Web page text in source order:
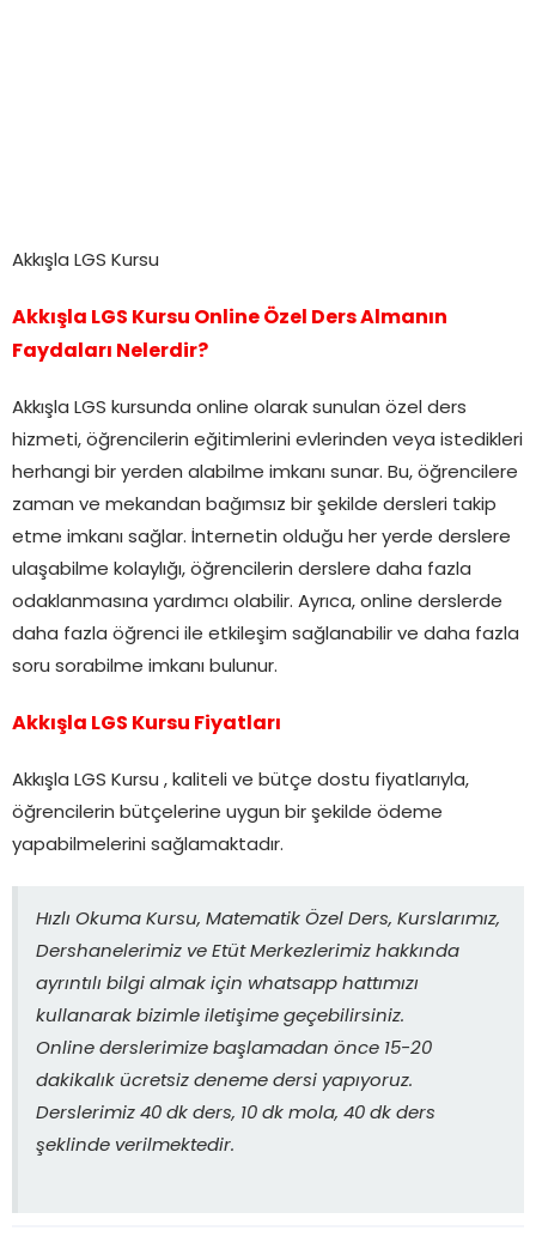
Akkışla LGS Kursu
Akkışla LGS Kursu Online Özel Ders Almanın
Faydaları Nelerdir?
Akkışla LGS kursunda online olarak sunulan özel ders
hizmeti, öğrencilerin eğitimlerini evlerinden veya istedikleri
herhangi bir yerden alabilme imkanı sunar. Bu, öğrencilere
zaman ve mekandan bağımsız bir şekilde dersleri takip
etme imkanı sağlar. İnternetin olduğu her yerde derslere
ulaşabilme kolaylığı, öğrencilerin derslere daha fazla
odaklanmasına yardımcı olabilir. Ayrıca, online derslerde
daha fazla öğrenci ile etkileşim sağlanabilir ve daha fazla
soru sorabilme imkanı bulunur.
Akkışla LGS Kursu Fiyatları
Akkışla LGS Kursu , kaliteli ve bütçe dostu fiyatlarıyla,
öğrencilerin bütçelerine uygun bir şekilde ödeme
yapabilmelerini sağlamaktadır.
Hızlı Okuma Kursu, Matematik Özel Ders, Kurslarımız,
Dershanelerimiz ve Etüt Merkezlerimiz hakkında
ayrıntılı bilgi almak için whatsapp hattımızı
kullanarak bizimle iletişime geçebilirsiniz.
Online derslerimize başlamadan önce 15-20
dakikalık ücretsiz deneme dersi yapıyoruz.
Derslerimiz 40 dk ders, 10 dk mola, 40 dk ders
şeklinde verilmektedir.